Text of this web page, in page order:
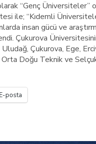
“Genç Üniversiteler”
ile; “Kıdemli
insan gücü ve
Çukurova
Çukurova, Ege,
Doğu Teknik ve
posta